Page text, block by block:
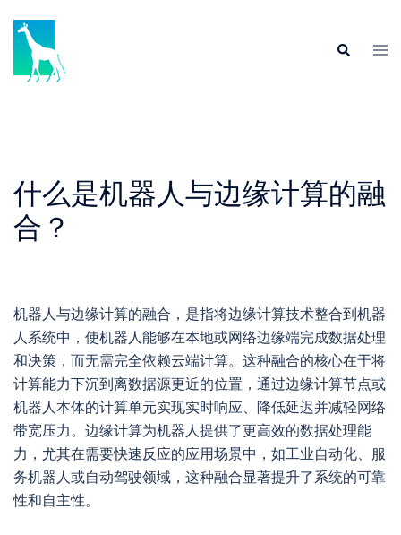
content
Search
什么是机器人与边缘计算的融
合？
机器人与边缘计算的融合，是指将边缘计算技术整合到机器
人系统中，使机器人能够在本地或网络边缘端完成数据处理
和决策，而无需完全依赖云端计算。这种融合的核心在于将
计算能力下沉到离数据源更近的位置，通过边缘计算节点或
机器人本体的计算单元实现实时响应、降低延迟并减轻网络
带宽压力。边缘计算为机器人提供了更高效的数据处理能
力，尤其在需要快速反应的应用场景中，如工业自动化、服
务机器人或自动驾驶领域，这种融合显著提升了系统的可靠
性和自主性。